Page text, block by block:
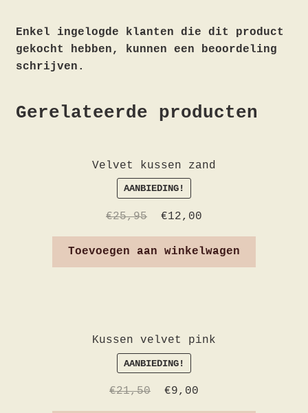
Enkel ingelogde klanten die dit product
gekocht hebben, kunnen een beoordeling
schrijven.
Gerelateerde producten
Velvet kussen zand
AANBIEDING!
€25,95 €12,00
Toevoegen aan winkelwagen
Kussen velvet pink
AANBIEDING!
€21,50 €9,00